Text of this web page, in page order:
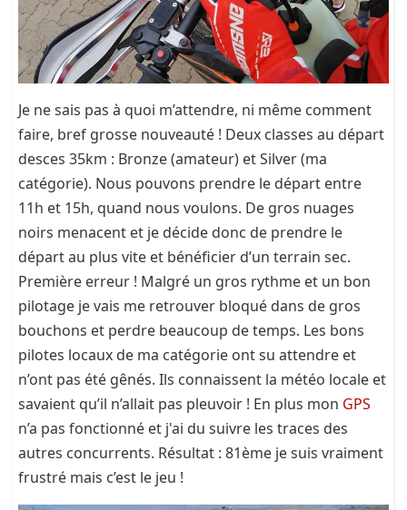
Je ne sais pas à quoi m’attendre, ni même comment
faire, bref grosse nouveauté ! Deux classes au départ
desces 35km : Bronze (amateur) et Silver (ma
catégorie). Nous pouvons prendre le départ entre
11h et 15h, quand nous voulons. De gros nuages
noirs menacent et je décide donc de prendre le
départ au plus vite et bénéficier d’un terrain sec.
Première erreur ! Malgré un gros rythme et un bon
pilotage je vais me retrouver bloqué dans de gros
bouchons et perdre beaucoup de temps. Les bons
pilotes locaux de ma catégorie ont su attendre et
n’ont pas été gênés. Ils connaissent la météo locale et
savaient qu’il n’allait pas pleuvoir ! En plus mon GPS
n’a pas fonctionné et j'ai du suivre les traces des
autres concurrents. Résultat : 81ème je suis vraiment
frustré mais c’est le jeu !